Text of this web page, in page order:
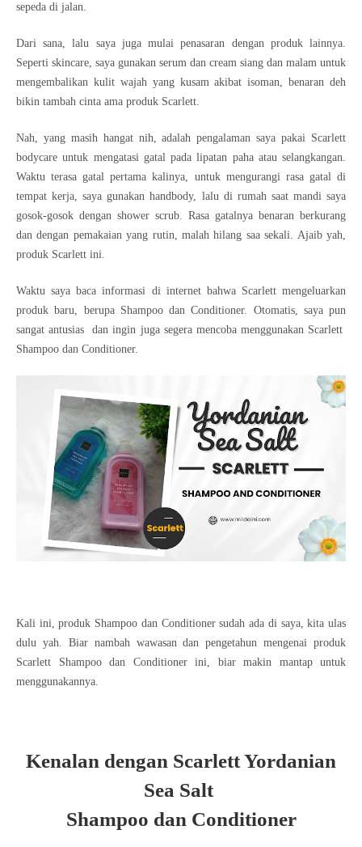
sepeda di jalan.
Dari sana, lalu saya juga mulai penasaran dengan produk lainnya.
Seperti skincare, saya gunakan serum dan cream siang dan malam untuk
mengembalikan kulit wajah yang kusam akibat isoman, benaran deh
bikin tambah cinta ama produk Scarlett.
Nah, yang masih hangat nih, adalah pengalaman saya pakai Scarlett
bodycare untuk mengatasi gatal pada lipatan paha atau selangkangan.
Waktu terasa gatal pertama kalinya, untuk mengurangi rasa gatal di
tempat kerja, saya gunakan handbody, lalu di rumah saat mandi saya
gosok-gosok dengan shower scrub. Rasa gatalnya benaran berkurang
dan dengan pemakaian yang rutin, malah hilang saa sekali. Ajaib yah,
produk Scarlett ini.
Waktu saya baca informasi di internet bahwa Scarlett mengeluarkan
produk baru, berupa Shampoo dan Conditioner. Otomatis, saya pun
sangat antusias dan ingin juga segera mencoba menggunakan Scarlett
Shampoo dan Conditioner.
Kali ini, produk Shampoo dan Conditioner sudah ada di saya, kita ulas
dulu yah. Biar nambah wawasan dan pengetahun mengenai produk
Scarlett Shampoo dan Conditioner ini, biar makin mantap untuk
menggunakannya.
Kenalan dengan Scarlett Yordanian
Sea Salt
Shampoo dan Conditioner